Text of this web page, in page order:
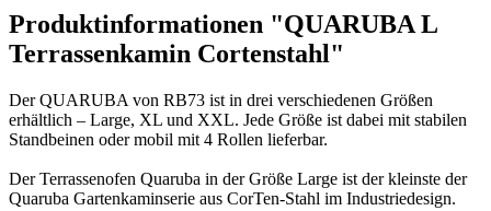
Produktinformationen "QUARUBA L
Terrassenkamin Cortenstahl"
Der QUARUBA von RB73 ist in drei verschiedenen Größen
erhältlich – Large, XL und XXL. Jede Größe ist dabei mit stabilen
Standbeinen oder mobil mit 4 Rollen lieferbar.
Der Terrassenofen Quaruba in der Größe Large ist der kleinste der
Quaruba Gartenkaminserie aus CorTen-Stahl im Industriedesign.